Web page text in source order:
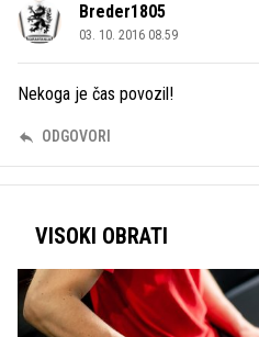
Breder1805
03. 10. 2016 08.59
Nekoga je čas povozil!
ODGOVORI
VISOKI OBRATI